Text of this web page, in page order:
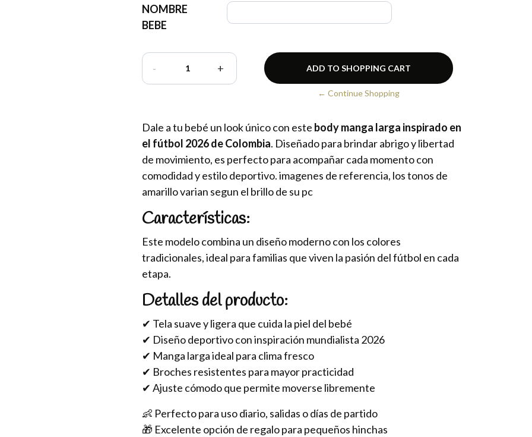
NOMBRE
BEBE
- +
← Continue Shopping
Dale a tu bebé un look único con este body manga larga inspirado en
el fútbol 2026 de Colombia. Diseñado para brindar abrigo y libertad
de movimiento, es perfecto para acompañar cada momento con
comodidad y estilo deportivo. imagenes de referencia, los tonos de
amarillo varian segun el brillo de su pc
Características:
Este modelo combina un diseño moderno con los colores
tradicionales, ideal para familias que viven la pasión del fútbol en cada
etapa.
Detalles del producto:
✔ Tela suave y ligera que cuida la piel del bebé
✔ Diseño deportivo con inspiración mundialista 2026
✔ Manga larga ideal para clima fresco
✔ Broches resistentes para mayor practicidad
✔ Ajuste cómodo que permite moverse libremente
👶 Perfecto para uso diario, salidas o días de partido
🎁 Excelente opción de regalo para pequeños hinchas